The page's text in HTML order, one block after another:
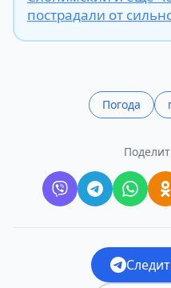
пострадали от
Погода